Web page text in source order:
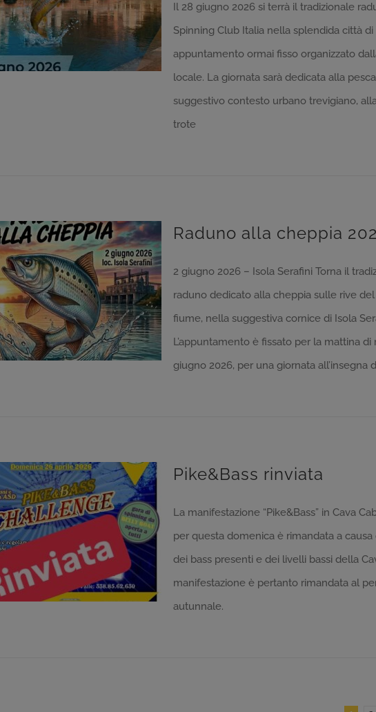
Il 28 giugno 2026 si terrà il tradizionale
Spinning Club Italia nella splendida città di
appuntamento ormai fisso organizzato
locale. La giornata sarà dedicata alla
suggestivo contesto urbano trevigiano,
trote
Raduno alla cheppia
2 giugno 2026 – Isola Serafini Torna il
raduno dedicato alla cheppia sulle rive
fiume, nella suggestiva cornice di Isola
L’appuntamento è fissato per la mattina di
giugno 2026, per una giornata all’insegna
Pike&Bass rinviata
La manifestazione “Pike&Bass” in Cava
per questa domenica è rimandata a
dei bass presenti e dei livelli bassi della
manifestazione è pertanto rimandata al
autunnale.